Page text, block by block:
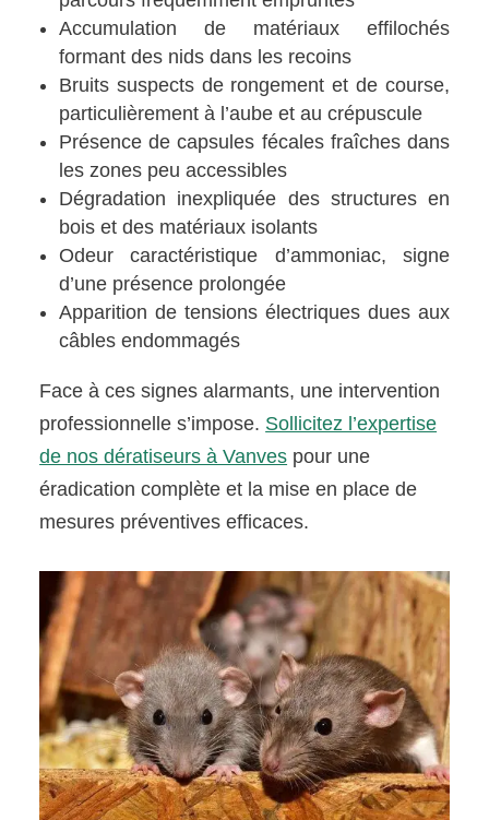
Accumulation de matériaux effilochés
formant des nids dans les recoins
Bruits suspects de rongement et de course,
particulièrement à l’aube et au crépuscule
Présence de capsules fécales fraîches dans
les zones peu accessibles
Dégradation inexpliquée des structures en
bois et des matériaux isolants
Odeur caractéristique d’ammoniac, signe
d’une présence prolongée
Apparition de tensions électriques dues aux
câbles endommagés
Face à ces signes alarmants, une intervention
professionnelle s’impose. Sollicitez l’expertise
de nos dératiseurs à Vanves pour une
éradication complète et la mise en place de
mesures préventives efficaces.